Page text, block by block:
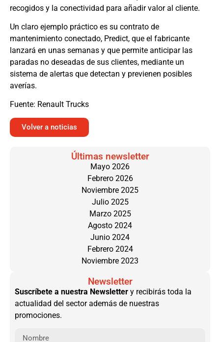
recogidos y la conectividad para añadir valor al cliente.
Un claro ejemplo práctico es su contrato de
mantenimiento conectado, Predict, que el fabricante
lanzará en unas semanas y que permite anticipar las
paradas no deseadas de sus clientes, mediante un
sistema de alertas que detectan y previenen posibles
averías.
Fuente: Renault Trucks
Volver a noticias
Últimas newsletter
Mayo 2026
Febrero 2026
Noviembre 2025
Julio 2025
Marzo 2025
Agosto 2024
Junio 2024
Febrero 2024
Noviembre 2023
Newsletter
Suscríbete a nuestra Newsletter y recibirás toda la
actualidad del sector además de nuestras
promociones.